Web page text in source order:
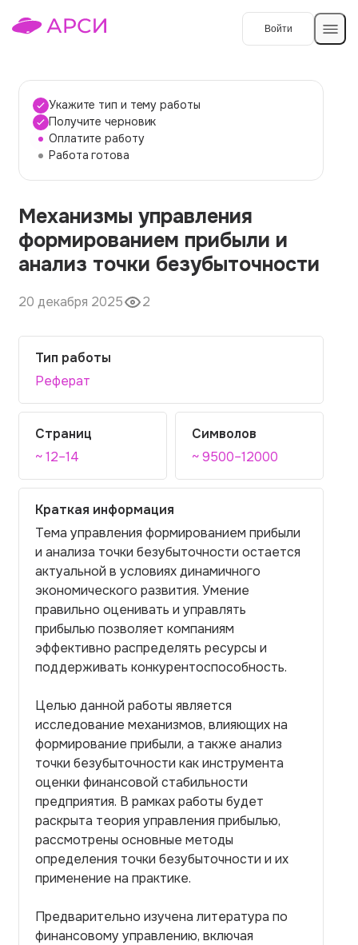
Войти
Темы работ
О сервисе
О компании
Наши гарантии
Вопросы и ответы
Контакты
Укажите тип и тему работы
Получите черновик
Оплатите работу
Работа готова
Механизмы управления
формированием прибыли и
анализ точки безубыточности
20 декабря 2025 2
Тип работы
Реферат
Страниц
~ 12–14
Символов
~ 9500–12000
Краткая информация
Тема управления формированием прибыли
и анализа точки безубыточности остается
актуальной в условиях динамичного
экономического развития. Умение
правильно оценивать и управлять
прибылью позволяет компаниям
эффективно распределять ресурсы и
поддерживать конкурентоспособность.
Целью данной работы является
исследование механизмов, влияющих на
формирование прибыли, а также анализ
точки безубыточности как инструмента
оценки финансовой стабильности
предприятия. В рамках работы будет
раскрыта теория управления прибылью,
рассмотрены основные методы
определения точки безубыточности и их
применение на практике.
Предварительно изучена литература по
финансовому управлению, включая